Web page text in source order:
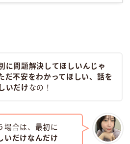
に問題解決してほしいんじゃ
だ不安をわかってほしい、話を
いだけなの！
場合は、最初に
いだけなんだけ